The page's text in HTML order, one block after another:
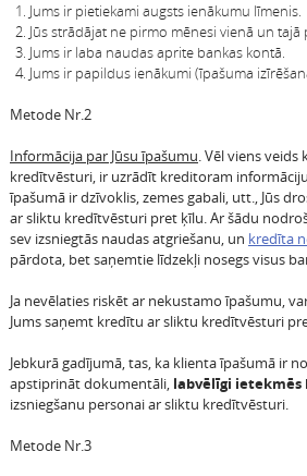
Jums ir pietiekami augsts ienākumu līmenis.
Jūs strādājat ne pirmo mēnesi vienā un tajā
Jums ir laba naudas aprite bankas kontā.
Jums ir papildus ienākumi (īpašuma
Metode Nr.2
Informācija par Jūsu īpašumu. Vēl viens
kredītvēsturi, ir uzrādīt kreditoram informāciju
īpašumā ir dzīvoklis, zemes gabali, utt., Jūs
ar sliktu kredītvēsturi pret ķīlu. Ar šādu
sev izsniegtās naudas atgriešanu, un kredīta
pārdota, bet saņemtie līdzekļi nosegs visus
Ja nevēlaties riskēt ar nekustamo īpašumu,
Jums saņemt kredītu ar sliktu kredītvēsturi
Jebkurā gadījumā, tas, ka klienta īpašumā ir
apstiprināt dokumentāli, labvēlīgi ietekmēs
izsniegšanu personai ar sliktu kredītvēsturi.
Metode Nr.3